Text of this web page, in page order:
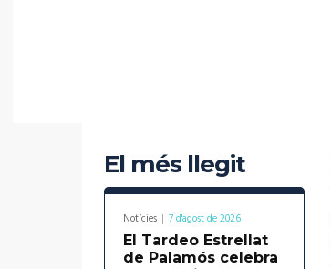
El més llegit
Notícies 7 d'agost de 2026
El Tardeo Estrellat
de Palamós celebra